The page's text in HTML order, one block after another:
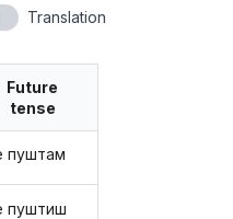
Translation
Future
tense
пуштам
пуштиш